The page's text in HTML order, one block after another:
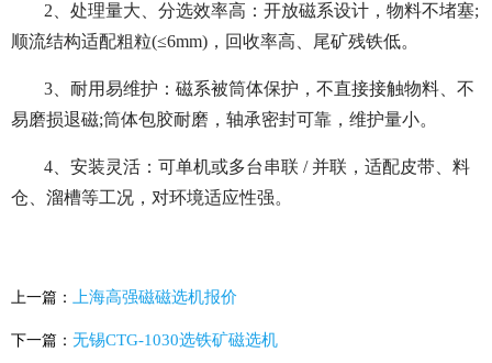
2、处理量大、分选效率高：开放磁系设计，物料不堵塞;
顺流结构适配粗粒(≤6mm)，回收率高、尾矿残铁低。
3、耐用易维护：磁系被筒体保护，不直接接触物料、不
易磨损退磁;筒体包胶耐磨，轴承密封可靠，维护量小。
4、安装灵活：可单机或多台串联 / 并联，适配皮带、料
仓、溜槽等工况，对环境适应性强。
上一篇： 上海高强磁磁选机报价
下一篇： 无锡CTG-1030选铁矿磁选机